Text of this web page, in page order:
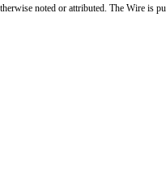
noted or attributed. The Wire is